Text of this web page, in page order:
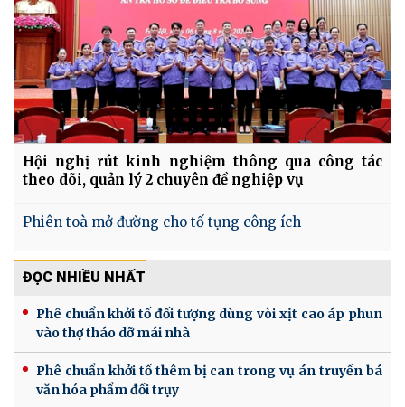
Hội nghị rút kinh nghiệm thông qua công tác
theo dõi, quản lý 2 chuyên đề nghiệp vụ
Phiên toà mở đường cho tố tụng công ích
ĐỌC NHIỀU NHẤT
Phê chuẩn khởi tố đối tượng dùng vòi xịt cao áp phun
vào thợ tháo dỡ mái nhà
Phê chuẩn khởi tố thêm bị can trong vụ án truyền bá
văn hóa phẩm đồi trụy